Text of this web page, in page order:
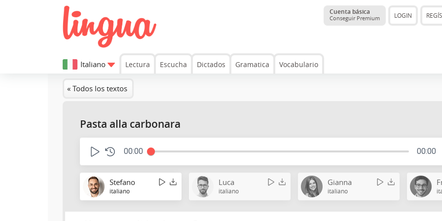
Cuenta básica
Conseguir Premium LOGIN
Italiano Lectura Escucha Dictados Gramatica Vocabulario
« Todos los textos
Pasta alla carbonara
00:00 00:00
Stefano
italiano
Luca
italiano
Gianna
italiano